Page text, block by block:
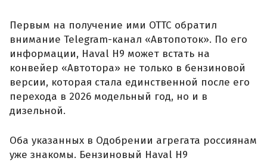
Первым на получение ими ОТТС обратил
внимание Telegram-канал «Автопоток». По его
информации, Haval H9 может встать на
конвейер «Автотора» не только в бензиновой
версии, которая стала единственной после его
перехода в 2026 модельный год, но и в
дизельной.
Оба указанных в Одобрении агрегата россиянам
уже знакомы. Бензиновый Haval H9